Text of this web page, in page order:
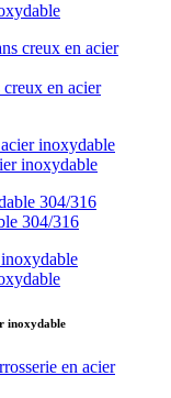
en acier
inoxydable
304/316
inoxydable